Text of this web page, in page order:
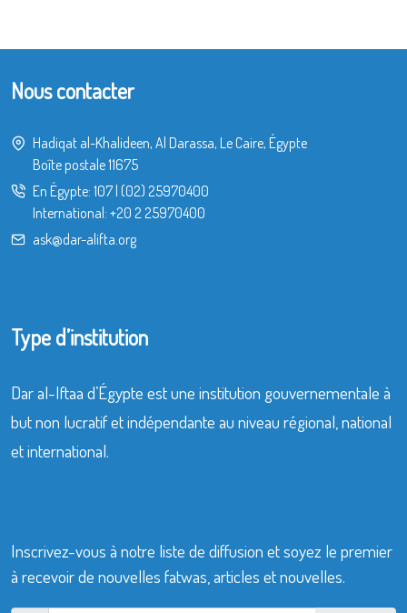
Nous contacter
Hadiqat al-Khalideen, Al Darassa, Le Caire, Égypte
Boîte postale 11675
En Égypte: 107| (02) 25970400
International: +20 2 25970400
ask@dar-alifta.org
Type d’institution
Dar al-Iftaa d’Égypte est une institution gouvernementale à
but non lucratif et indépendante au niveau régional, national
et international.
Inscrivez-vous à notre liste de diffusion et soyez le premier
à recevoir de nouvelles fatwas, articles et nouvelles.